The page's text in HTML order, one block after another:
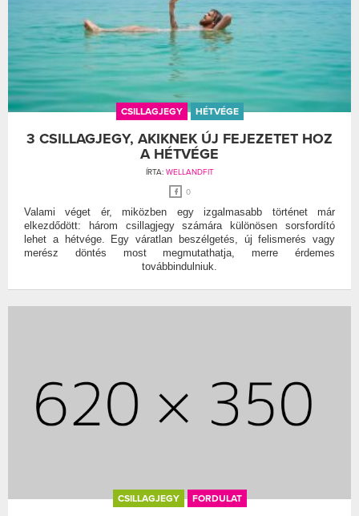
CSILLAGJEGY HÉTVÉGE
3 CSILLAGJEGY, AKIKNEK ÚJ FEJEZETET HOZ
A HÉTVÉGE
ÍRTA: WELLANDFIT
0
Valami véget ér, miközben egy izgalmasabb történet már
elkezdődött: három csillagjegy számára különösen sorsfordító
lehet a hétvége. Egy váratlan beszélgetés, új felismerés vagy
merész döntés most megmutathatja, merre érdemes
továbbindulniuk.
CSILLAGJEGY FORDULAT